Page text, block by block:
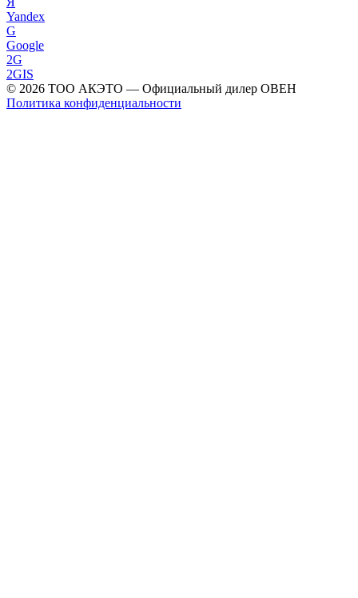
Yandex
G
Google
2G
2GIS
© 2026 ТОО АКЭТО — Официальный дилер ОВЕН
Политика конфиденциальности